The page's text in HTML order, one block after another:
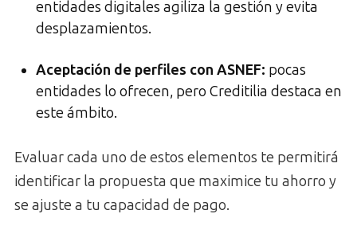
entidades digitales agiliza la gestión y evita
desplazamientos.
Aceptación de perfiles con ASNEF: pocas
entidades lo ofrecen, pero Creditilia destaca en
este ámbito.
Evaluar cada uno de estos elementos te permitirá
identificar la propuesta que maximice tu ahorro y
se ajuste a tu capacidad de pago.